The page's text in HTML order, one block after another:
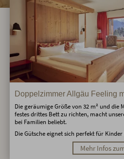
Doppelzimmer Allgäu Feeling
Die geräumige Größe von 32 m² und die
festes drittes Bett zu richten, macht
bei Familien beliebt.
Die Gütsche eignet sich perfekt für Kinder
Mehr Infos